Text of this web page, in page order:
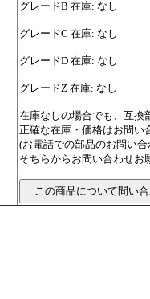
グレードB 在庫: なし
グレードC 在庫: なし
グレードD 在庫: なし
グレードZ 在庫: なし
在庫なしの場合でも、互換
正確な在庫・価格はお問い
(お電話での部品のお問い
そちらからお問い合わせお